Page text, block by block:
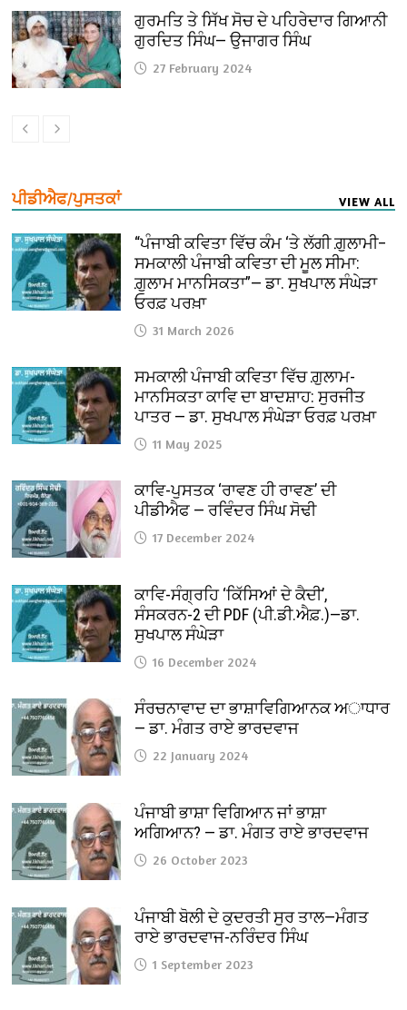
ਗੁਰਮਤਿ ਤੇ ਸਿੱਖ ਸੋਚ ਦੇ ਪਹਿਰੇਦਾਰ ਗਿਆਨੀ
ਗੁਰਦਿਤ ਸਿੰਘ— ਉਜਾਗਰ ਸਿੰਘ
27 February 2024
ਪੀਡੀਐਫ/ਪੁਸਤਕਾਂ VIEW ALL
“ਪੰਜਾਬੀ ਕਵਿਤਾ ਵਿੱਚ ਕੰਮ ‘ਤੇ ਲੱਗੀ ਗ਼ੁਲਾਮੀ–
ਸਮਕਾਲੀ ਪੰਜਾਬੀ ਕਵਿਤਾ ਦੀ ਮੂਲ ਸੀਮਾ:
ਗ਼ੁਲਾਮ ਮਾਨਸਿਕਤਾ”— ਡਾ. ਸੁਖਪਾਲ ਸੰਘੇੜਾ
ਓਰਫ਼ ਪਰਖ਼ਾ
31 March 2026
ਸਮਕਾਲੀ ਪੰਜਾਬੀ ਕਵਿਤਾ ਵਿੱਚ ਗ਼ੁਲਾਮ-
ਮਾਨਸਿਕਤਾ ਕਾਵਿ ਦਾ ਬਾਦਸ਼ਾਹ: ਸੁਰਜੀਤ
ਪਾਤਰ — ਡਾ. ਸੁਖਪਾਲ ਸੰਘੇੜਾ ਓਰਫ਼ ਪਰਖ਼ਾ
11 May 2025
ਕਾਵਿ-ਪੁਸਤਕ ‘ਰਾਵਣ ਹੀ ਰਾਵਣ’ ਦੀ
ਪੀਡੀਐਫ — ਰਵਿੰਦਰ ਸਿੰਘ ਸੋਢੀ
17 December 2024
ਕਾਵਿ-ਸੰਗ੍ਰਹਿ ‘ਕਿੱਸਿਆਂ ਦੇ ਕੈਦੀ’,
ਸੰਸਕਰਨ-2 ਦੀ PDF (ਪੀ.ਡੀ.ਐਫ਼.)—ਡਾ.
ਸੁਖਪਾਲ ਸੰਘੇੜਾ
16 December 2024
ਸੰਰਚਨਾਵਾਦ ਦਾ ਭਾਸ਼ਾਵਿਗਿਆਨਕ ਅਾਧਾਰ
— ਡਾ. ਮੰਗਤ ਰਾਏ ਭਾਰਦਵਾਜ
22 January 2024
ਪੰਜਾਬੀ ਭਾਸ਼ਾ ਵਿਗਿਆਨ ਜਾਂ ਭਾਸ਼ਾ
ਅਗਿਆਨ? — ਡਾ. ਮੰਗਤ ਰਾਏ ਭਾਰਦਵਾਜ
26 October 2023
ਪੰਜਾਬੀ ਬੋਲੀ ਦੇ ਕੁਦਰਤੀ ਸੁਰ ਤਾਲ—ਮੰਗਤ
ਰਾਏ ਭਾਰਦਵਾਜ-ਨਰਿੰਦਰ ਸਿੰਘ
1 September 2023